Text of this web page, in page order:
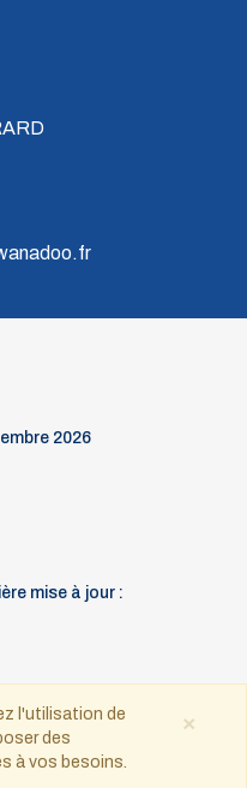
2026
mise à jour :
×
l'utilisation de
des
à vos besoins.